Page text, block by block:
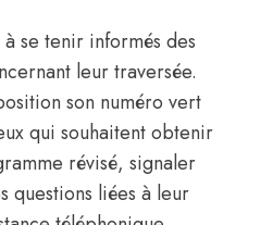
se tenir informés des
leur traversée.
son numéro vert
qui souhaitent obtenir
révisé, signaler
questions liées à leur